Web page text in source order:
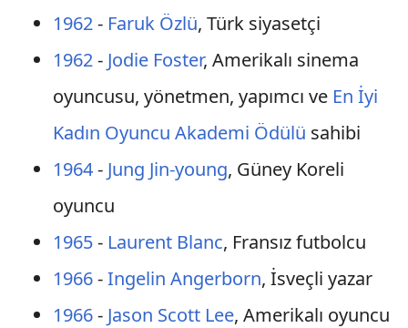
1962- Faruk Özlü, Türk siyasetçi
1962- Jodie Foster, Amerikalı sinema
oyuncusu, yönetmen, yapımcı ve En İyi
Kadın Oyuncu Akademi Ödülü sahibi
1964- Jung Jin-young, Güney Koreli
oyuncu
1965- Laurent Blanc, Fransız futbolcu
1966-Ingelin Angerborn, İsveçli yazar
1966- Jason Scott Lee, Amerikalı oyuncu